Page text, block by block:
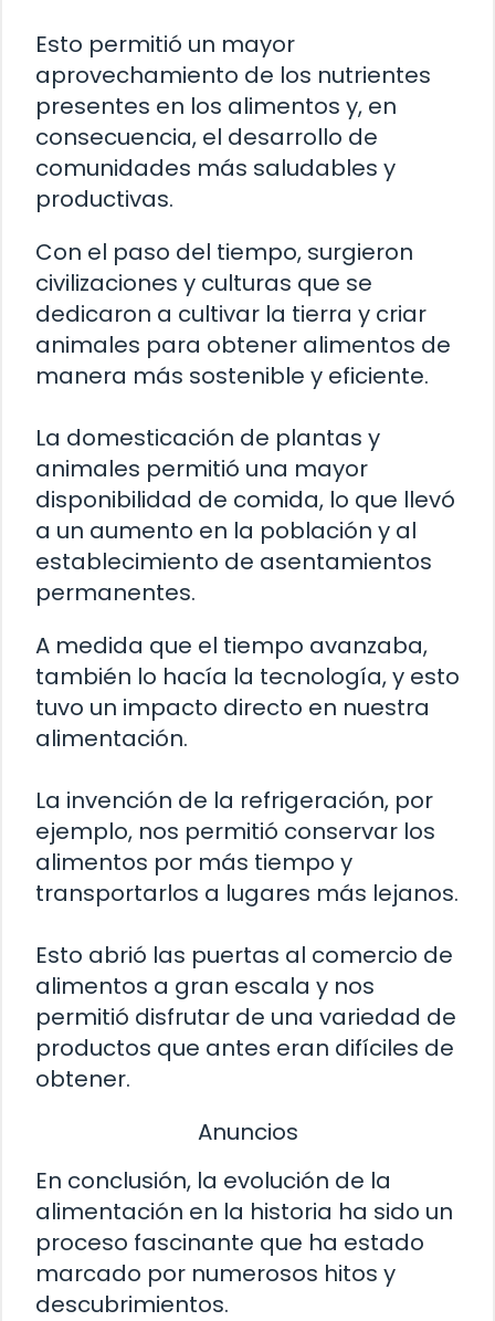
Esto permitió un mayor
aprovechamiento de los nutrientes
presentes en los alimentos y, en
consecuencia, el desarrollo de
comunidades más saludables y
productivas.
Con el paso del tiempo, surgieron
civilizaciones y culturas que se
dedicaron a cultivar la tierra y criar
animales para obtener alimentos de
manera más sostenible y eficiente.
La domesticación de plantas y
animales permitió una mayor
disponibilidad de comida, lo que llevó
a un aumento en la población y al
establecimiento de asentamientos
permanentes.
A medida que el tiempo avanzaba,
también lo hacía la tecnología, y esto
tuvo un impacto directo en nuestra
alimentación.
La invención de la refrigeración, por
ejemplo, nos permitió conservar los
alimentos por más tiempo y
transportarlos a lugares más lejanos.
Esto abrió las puertas al comercio de
alimentos a gran escala y nos
permitió disfrutar de una variedad de
productos que antes eran difíciles de
obtener.
Anuncios
En conclusión, la evolución de la
alimentación en la historia ha sido un
proceso fascinante que ha estado
marcado por numerosos hitos y
descubrimientos.